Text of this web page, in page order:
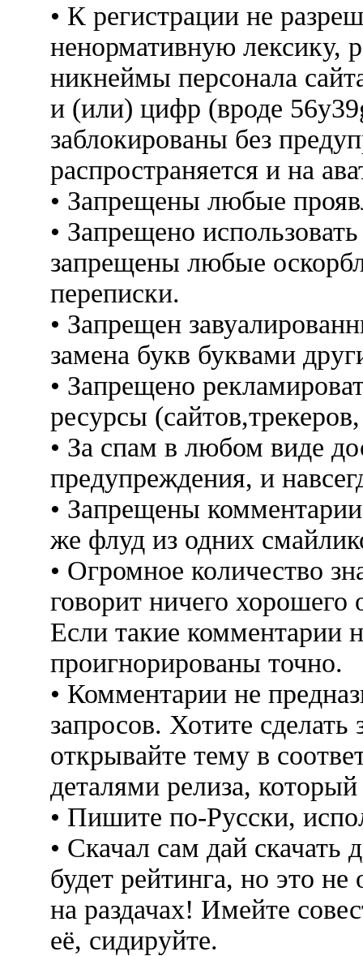
• К регистрации не
ненормативную лексику,
никнеймы персонала
и (или) цифр (вроде
заблокированы без
распространяется и на
• Запрещены любые
• Запрещено
запрещены любые
переписки.
• Запрещен
замена букв буквами
• Запрещено
ресурсы
• За спам в любом виде
предупреждения, и
• Запрещены
же флуд из одних
• Огромное количество
говорит ничего
Если такие комментарии
проигнорированы точно.
• Комментарии не
запросов. Хотите
открывайте тему в
деталями релиза,
• Пишите по-Русски,
• Скачал сам дай скачать
будет рейтинга, но это не
на раздачах! Имейте
её, сидируйте.